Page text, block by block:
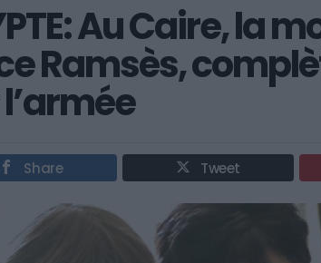
Au Caire, la
Ramsès,
Share Tweet